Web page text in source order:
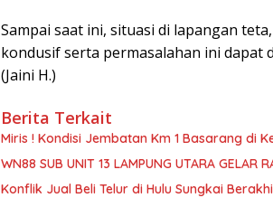
Sampai saat ini, situasi di lapangan
kondusif serta permasalahan ini dapat
(Jaini H.)
Berita Terkait
Miris ! Kondisi Jembatan Km 1 Basarang di
WN88 SUB UNIT 13 LAMPUNG UTARA GELAR
Konflik Jual Beli Telur di Hulu Sungkai